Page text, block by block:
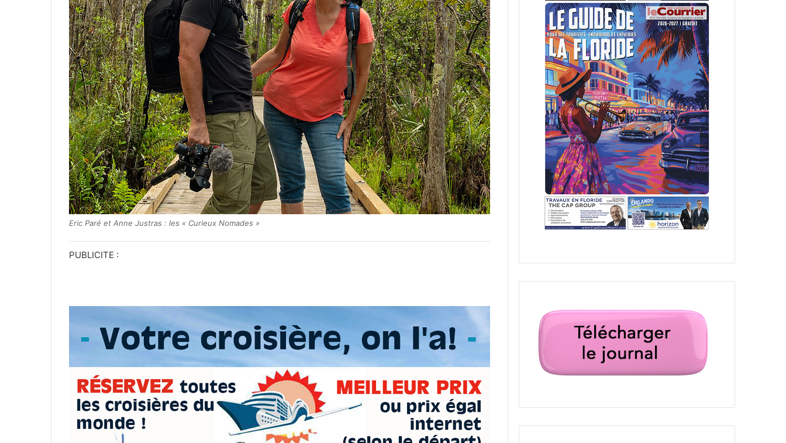
Eric Paré et Anne Justras : les « Curieux Nomades »
PUBLICITE :